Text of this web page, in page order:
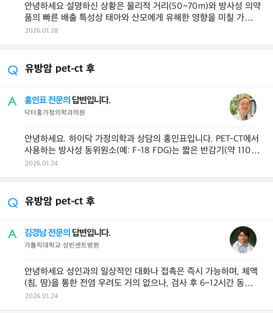
안녕하세요 설명하신 상황은 물리적 거리(50~70m)와 방사성 의약
품의 빠른 배출 특성상 태아와 산모에게 유해한 영향을 미칠 가능성
이 거의 없으므로 안심하 ...
2026.01.28
유방암 pet-ct 후
홍인표 전문의 답변입니다.
닥터홍가정의학과의원
안녕하세요. 하이닥 가정의학과 상담의 홍인표입니다. PET-CT에서
사용하는 방사성 동위원소(예: F-18 FDG)는 짧은 반감기(약 110
분)를 가지고 있어 ...
2026.01.24
유방암 pet-ct 후
김경남 전문의 답변입니다.
가톨릭대학교 성빈센트병원
안녕하세요 성인과의 일상적인 대화나 접촉은 즉시 가능하며, 체액
(침, 땀)을 통한 전염 우려도 거의 없으나, 검사 후 6~12시간 동안은
2026.01.24